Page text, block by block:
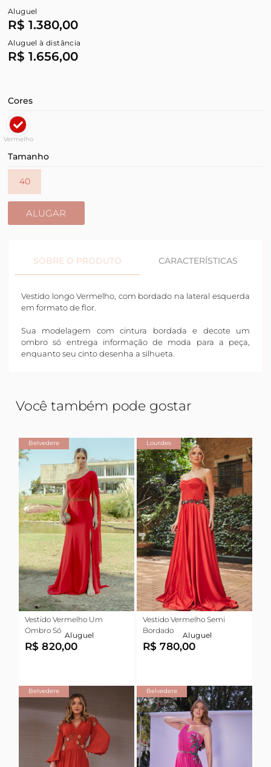
Aluguel
R$ 1.380,00
Aluguel à distância
R$ 1.656,00
Cores
Vermelho
Tamanho
40
ALUGAR
SOBRE O PRODUTO CARACTERÍSTICAS
Vestido longo Vermelho, com bordado na lateral esquerda
em formato de flor.
Sua modelagem com cintura bordada e decote um
ombro só entrega informação de moda para a peça,
enquanto seu cinto desenha a silhueta.
Você também pode gostar
Belvedere
Vestido Vermelho Um
Ombro Só
Aluguel
R$ 820,00
Lourdes
Vestido Vermelho Semi
Bordado
Aluguel
R$ 780,00
Belvedere Belvedere